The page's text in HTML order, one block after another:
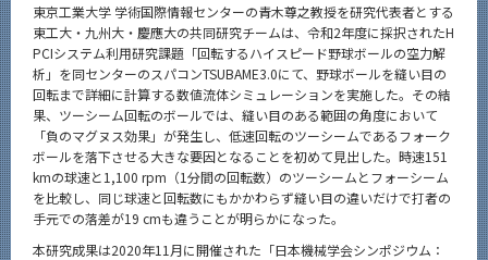
東京工業大学 学術国際情報センターの青木尊之教授を研究代表者とする
東工大・九州大・慶應大の共同研究チームは、令和2年度に採択されたH
PCIシステム利用研究課題「回転するハイスピード野球ボールの空力解
析」を同センターのスパコンTSUBAME3.0にて、野球ボールを縫い目の
回転まで詳細に計算する数値流体シミュレーションを実施した。その結
果、ツーシーム回転のボールでは、縫い目のある範囲の角度において
「負のマグヌス効果」が発生し、低速回転のツーシームであるフォーク
ボールを落下させる大きな要因となることを初めて見出した。時速151
kmの球速と1,100 rpm（1分間の回転数）のツーシームとフォーシーム
を比較し、同じ球速と回転数にもかかわらず縫い目の違いだけで打者の
手元での落差が19 cmも違うことが明らかになった。
本研究成果は2020年11月に開催された「日本機械学会シンポジウム：
イベントカレンダー
Event Calendar
サイト構成
系詳細情報